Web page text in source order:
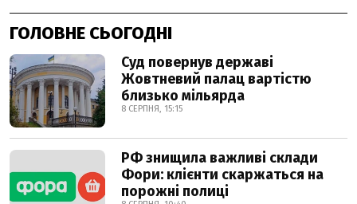
ГОЛОВНЕ СЬОГОДНІ
Суд повернув державі
Жовтневий палац вартістю
близько мільярда
8 СЕРПНЯ, 15:15
РФ знищила важливі склади
Фори: клієнти скаржаться на
порожні полиці